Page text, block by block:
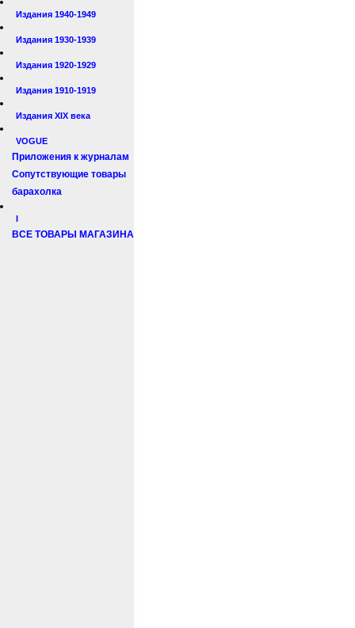
Издания 1940-1949
Издания 1930-1939
Издания 1920-1929
Издания 1910-1919
Издания XIX века
VOGUE
Приложения к журналам
Сопутствующие товары
барахолка
I
ВСЕ ТОВАРЫ МАГАЗИНА